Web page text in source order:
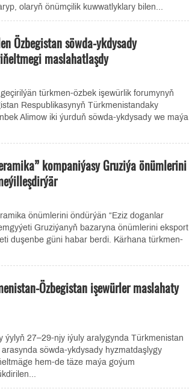
olaryň önümçilik kuwwatlyklary bilen...
Özbegistan söwda-ykdysady
maslahatlaşdy
türkmen-özbek işewürlik forumynyň
Respublikasynyň Türkmenistandaky
Alimow iki ýurduň söwda-ykdysady we maýa
kompaniýasy Gruziýa önümlerini
önümlerini öndürýän “Eziz doganlar
Gruziýanyň bazaryna önümlerini eksport
duşenbe güni habar berdi. Kärhana türkmen-
Özbegistan işewürler maslahaty
ýylyň 27–29-njy iýuly aralygynda Türkmenistan
söwda-ykdysady hyzmatdaşlygy
hem-de täze maýa goýum